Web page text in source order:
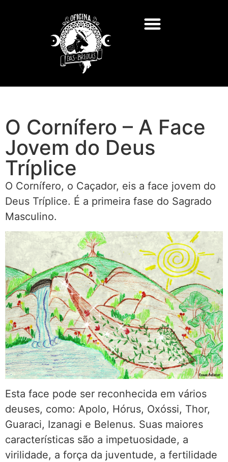
O Cornífero – A Face
Jovem do Deus
Tríplice
O Cornífero, o Caçador, eis a face jovem do
Deus Tríplice. É a primeira fase do Sagrado
Masculino.
Esta face pode ser reconhecida em vários
deuses, como: Apolo, Hórus, Oxóssi, Thor,
Guaraci, Izanagi e Belenus. Suas maiores
características são a impetuosidade, a
virilidade, a força da juventude, a fertilidade